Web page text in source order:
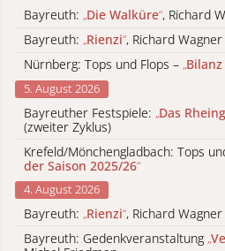
Bayreuth: „Die Walküre“, Richard
Bayreuth: „Rienzi“, Richard
Nürnberg: Tops und Flops – „
5. August 2026
Bayreuther Festspiele: „Das
(zweiter Zyklus)
Krefeld/Mönchengladbach: Tops
der Saison 2025/26“
4. August 2026
Bayreuth: „Rienzi“, Richard
Bayreuth: Gedenkveranstaltung „